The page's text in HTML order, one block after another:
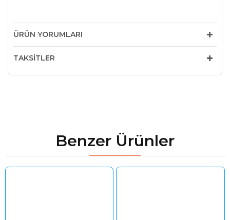
ÜRÜN YORUMLARI
TAKSITLER
Benzer Ürünler